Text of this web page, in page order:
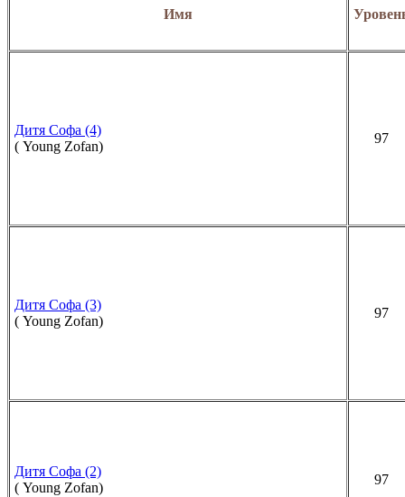
Имя
Дитя Софа (4)
( Young Zofan)
97
Дитя Софа (3)
( Young Zofan)
97
Дитя Софа (2)
( Young Zofan)
97